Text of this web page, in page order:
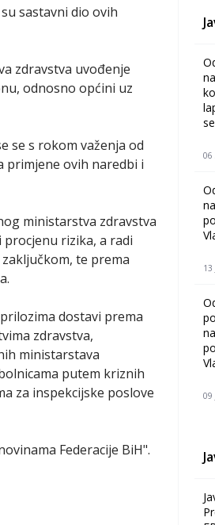
sastavni dio ovih
zdravstva uvođenje
odnosno općini uz
se s rokom važenja od
primjene ovih naredbi i
ministarstva zdravstva
procjenu rizika, a radi
te prema
dostavi prema
zdravstva,
ministarstava
putem kriznih
za inspekcijske poslove
Federacije BiH".
06
13
09